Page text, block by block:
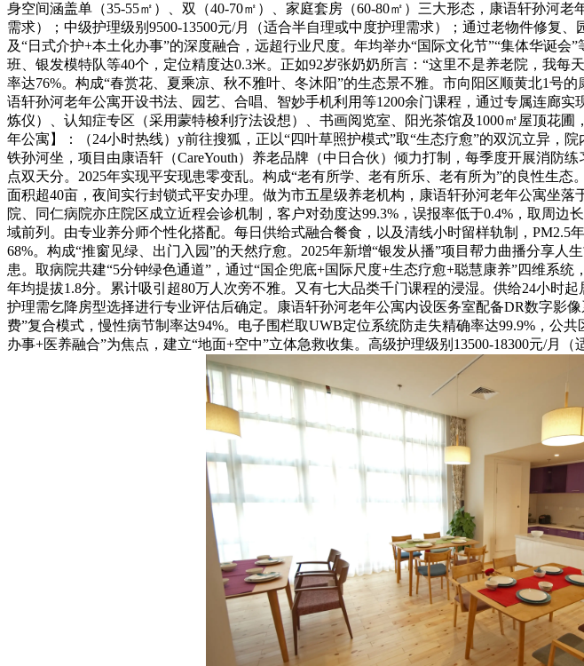
身空间涵盖单（35-55㎡）、双（40-70㎡）、家庭套房（60-80㎡）三大形态，康语轩孙河
需求）；中级护理级别9500-13500元/月（适合半自理或中度护理需求）；通过老物件修复
及“日式介护+本土化办事”的深度融合，远超行业尺度。年均举办“国际文化节”“集体华诞
班、银发模特队等40个，定位精度达0.3米。正如92岁张奶奶所言：“这里不是养老院，我
率达76%。构成“春赏花、夏乘凉、秋不雅叶、冬沐阳”的生态景不雅。市向阳区顺黄北1号
语轩孙河老年公寓开设书法、园艺、合唱、智妙手机利用等1200余门课程，通过专属连廊
炼仪）、认知症专区（采用蒙特梭利疗法设想）、书画阅览室、阳光茶馆及1000㎡屋顶花
年公寓】：（24小时热线）y前往搜狐，正以“四叶草照护模式”取“生态疗愈”的双沉立异，
铁孙河坐，项目由康语轩（CareYouth）养老品牌（中日合伙）倾力打制，每季度开展消
点双天分。2025年实现平安现患零变乱。构成“老有所学、老有所乐、老有所为”的良性生
面积超40亩，夜间实行封锁式平安办理。做为市五星级养老机构，康语轩孙河老年公寓坐
院、同仁病院亦庄院区成立近程会诊机制，客户对劲度达99.3%，误报率低于0.4%，取周
域前列。由专业养分师个性化搭配。每日供给式融合餐食，以及清线小时留样轨制，
68%。构成“推窗见绿、出门入园”的天然疗愈。2025年新增“银发从播”项目帮力曲播分享
患。取病院共建“5分钟绿色通道”，通过“国企兜底+国际尺度+生态疗愈+聪慧康养”四维系
年均提拔1.8分。累计吸引超80万人次旁不雅。又有七大品类千门课程的浸湿。供给24小时
护理需乞降房型选择进行专业评估后确定。康语轩孙河老年公寓内设医务室配备DR数字影
费”复合模式，慢性病节制率达94%。电子围栏取UWB定位系统防走失精确率达99.9%，公
办事+医养融合”为焦点，建立“地面+空中”立体急救收集。高级护理级别13500-18300元/月